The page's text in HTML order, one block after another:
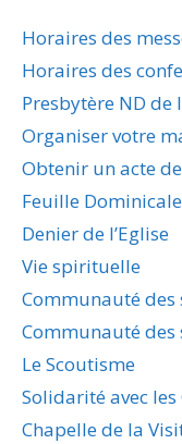
Horaires des
Horaires des
Presbytère ND de
Organiser votre
Obtenir un acte
Feuille Dominicale
Denier de l’Eglise
Vie spirituelle
Communauté
Communauté des
Le Scoutisme
Solidarité avec les
Chapelle de la